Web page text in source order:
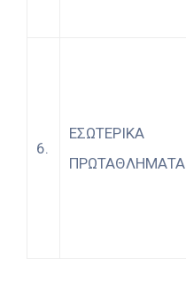
6.
ΕΣΩΤΕΡΙΚΑ
ΠΡΩΤΑΘΛΗΜΑΤΑ